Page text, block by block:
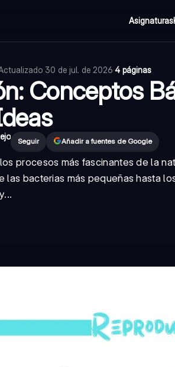
Asignaturas
30 de jul. de 2026·4 páginas
Conceptos
Seguir Añadir a fuentes de Google
procesos más fascinantes de la
las bacterias más pequeñas hasta